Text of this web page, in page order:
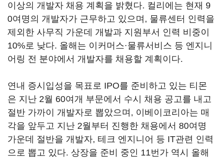
이상의 개발자 채용 계획을 밝혔다. 컬리에는 현재 9
0여명의 개발자가 근무하고 있으며, 물류센터 인력을
제외한 사무직 가운데 개발과 지원부서 인력 비중이
10%로 낮다. 올해는 이커머스·물류서비스 등 엔지니
어링 전 분야에서 개발자를 채용할 계획이다.
연내 증시입성을 목표로 IPO를 준비하고 있는 티몬
은 지난 2월 60여개 부문에서 수시 채용 공고를 내고
절반 가까이 개발자로 뽑았으며, 이베이코리아는 매
각을 앞두고 지난 2월부터 진행한 채용에서 80여명
가운데 절반을 개발자, 테크 엔지니어 등 IT관련 인력
으로 뽑고 있다. 상장을 준비 중인 11번가 역시 올해